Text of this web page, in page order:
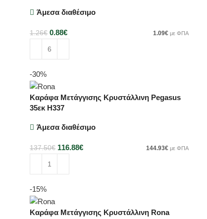
-30%
Άμεσα διαθέσιμο
1.26€ 0.88€ 1.09€ με ΦΠΑ
Προσθήκη στο καλάθι
-15%
Καράφα Μετάγγισης Κρυστάλλινη Pegasus
35εκ H337
Άμεσα διαθέσιμο
137.50€ 116.88€ 144.93€ με ΦΠΑ
Προσθήκη στο καλάθι
Καράφα Μετάγγισης Κρυστάλλινη Rona